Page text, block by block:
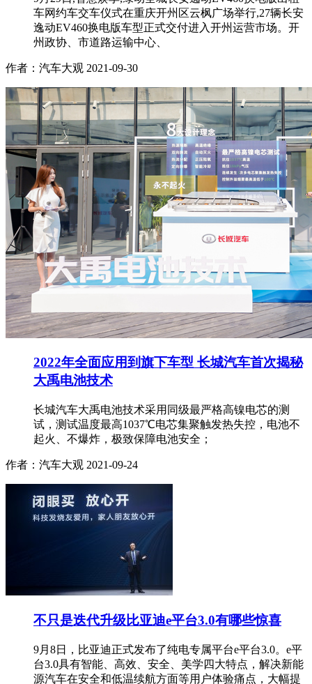
车网约车交车仪式在重庆开州区云枫广场举行,27辆长安
逸动EV460换电版车型正式交付进入开州运营市场。开
州政协、市道路运输中心、
作者：汽车大观 2021-09-30
2022年全面应用到旗下车型 长城汽车首次揭秘
大禹电池技术
长城汽车大禹电池技术采用同级最严格高镍电芯的测
试，测试温度最高1037℃电芯集聚触发热失控，电池不
起火、不爆炸，极致保障电池安全；
作者：汽车大观 2021-09-24
不只是迭代升级比亚迪e平台3.0有哪些惊喜
9月8日，比亚迪正式发布了纯电专属平台e平台3.0。e平
台3.0具有智能、高效、安全、美学四大特点，解决新能
源汽车在安全和低温续航方面等用户体验痛点，大幅提